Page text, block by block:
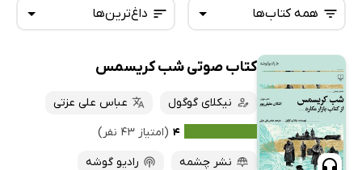
داغ‌ترین‌ها
تازه‌ها
داغ‌ترین‌ها
پرفروش‌ها
پربحث‌ها
همه کتاب‌ها
همه کتاب‌ها
کتاب‌های صوتی
کتاب‌های متنی
کتاب صوتی شب کریسمس
نیکلای گوگول
عباس علی عزتی
۴ (امتیاز ۴۳ نفر)
نشر چشمه
رادیو گوشه